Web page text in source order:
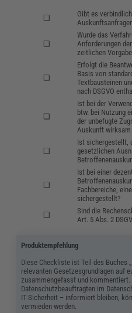
❏
Gibt es
❏
Wurde das
Anforderungen
zeitlichen
❏
Erfolgt die
Basis von
Textbausteinen
nach DSGVO
❏
Ist bei der
btw. bei Nutzung
der unbefugte
Auskunft
❏
Ist sichergestellt,
gesetzlichen
❏
Ist bei einer
Fachbereiche,
sichergestellt?
❏
Sind die
Art. 5 Abs. 2
Produktempfehlung
Diese Checkliste ist Teil des Buches „
relevanten Gesetzesgrundlagen auf
zusammengefasst und kommentiert.
Datenschutzbeauftragten im
IT-Sicherheit – informiert bleiben,
vermieden werden.